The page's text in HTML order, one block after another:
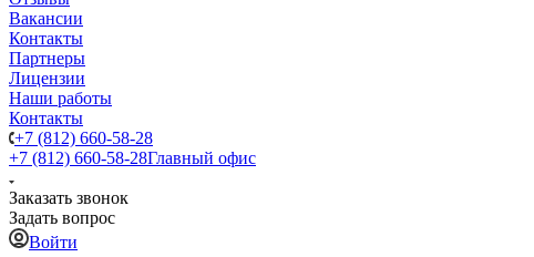
Вакансии
Контакты
Партнеры
Лицензии
Наши работы
Контакты
+7 (812) 660-58-28
+7 (812) 660-58-28Главный офис
Заказать звонок
Задать вопрос
Войти